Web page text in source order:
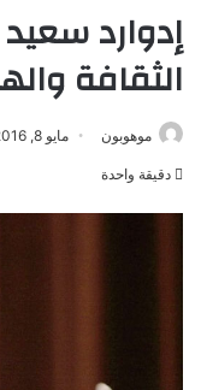
إدوارد
الثقافة
موهوبون مايو 8, 2016
دقيقة واحدة